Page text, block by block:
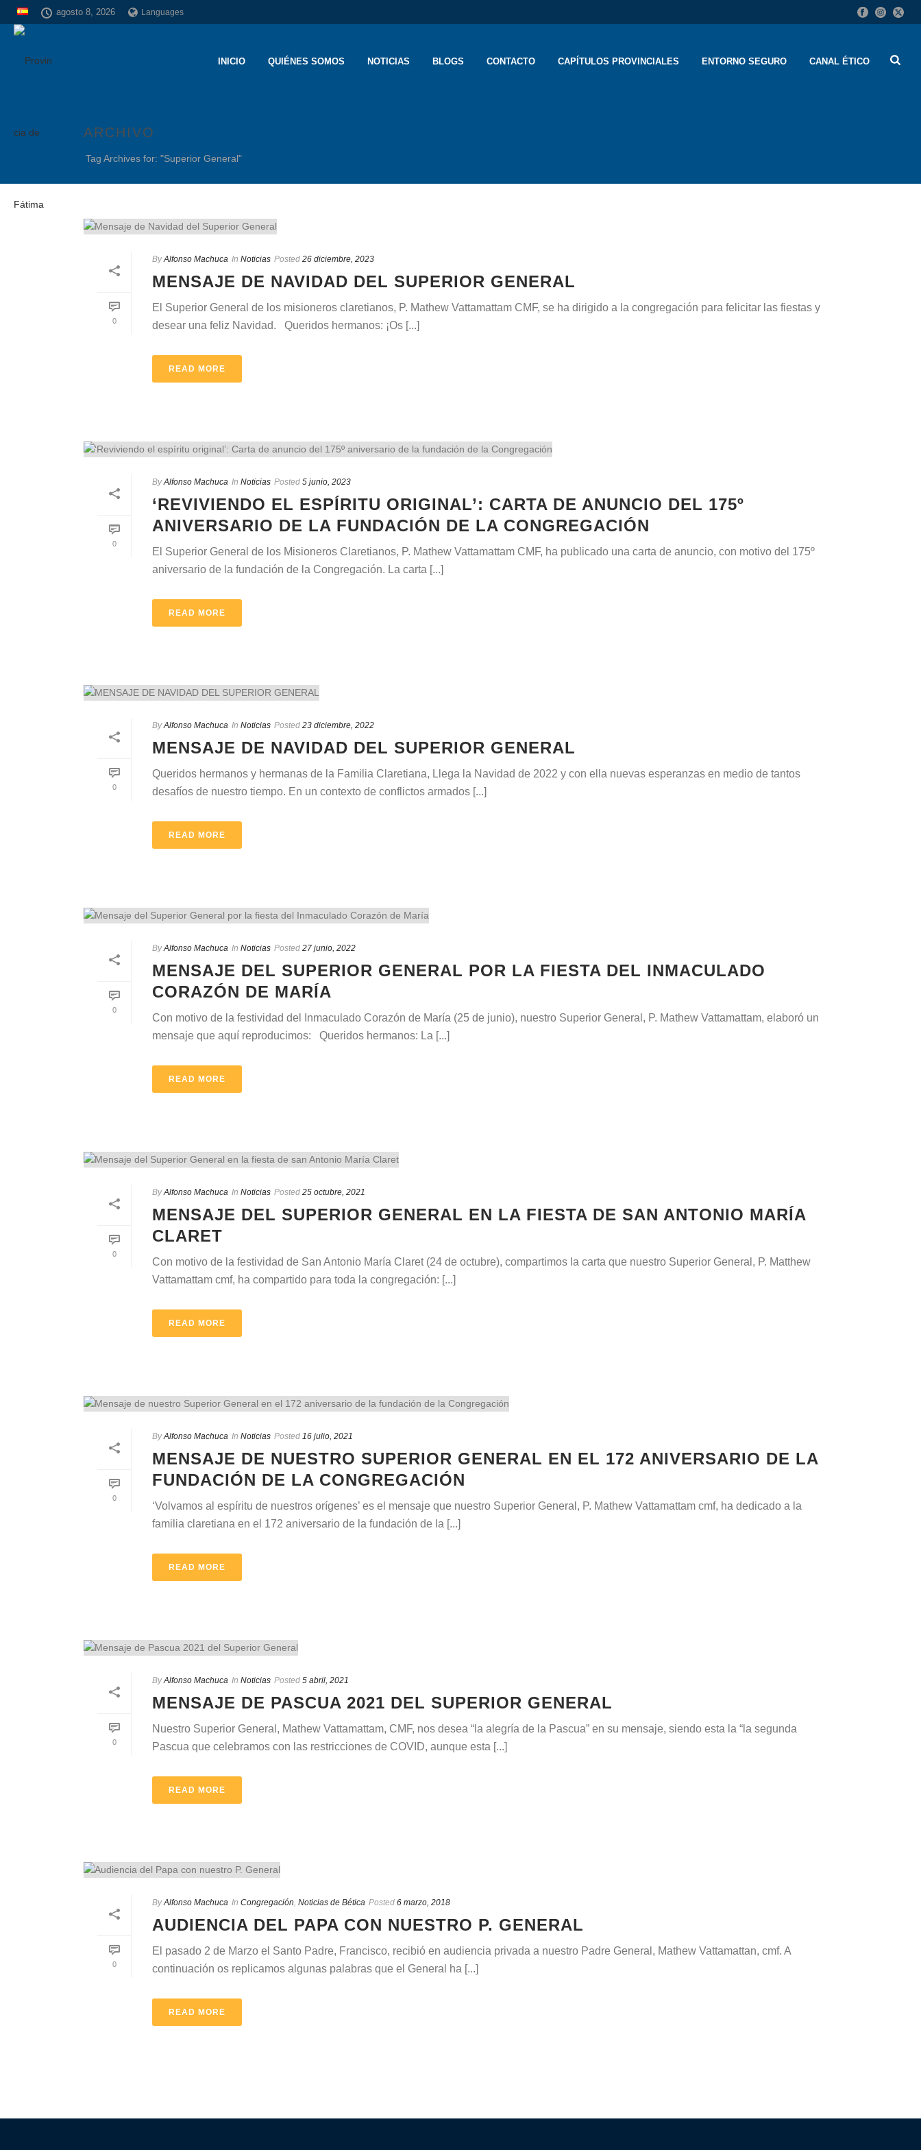
agosto 8, 2026 Languages
INICIO QUIÉNES SOMOS NOTICIAS BLOGS CONTACTO CAPÍTULOS PROVINCIALES ENTORNO SEGURO CANAL ÉTICO
ARCHIVO
Tag Archives for: "Superior General"
0
By Alfonso Machuca In Noticias Posted 26 diciembre, 2023
MENSAJE DE NAVIDAD DEL SUPERIOR GENERAL
El Superior General de los misioneros claretianos, P. Mathew Vattamattam CMF, se ha dirigido a la congregación para felicitar las fiestas y
desear una feliz Navidad. Queridos hermanos: ¡Os [...]
READ MORE
0
By Alfonso Machuca In Noticias Posted 5 junio, 2023
‘REVIVIENDO EL ESPÍRITU ORIGINAL’: CARTA DE ANUNCIO DEL 175º
ANIVERSARIO DE LA FUNDACIÓN DE LA CONGREGACIÓN
El Superior General de los Misioneros Claretianos, P. Mathew Vattamattam CMF, ha publicado una carta de anuncio, con motivo del 175º
aniversario de la fundación de la Congregación. La carta [...]
READ MORE
0
By Alfonso Machuca In Noticias Posted 23 diciembre, 2022
MENSAJE DE NAVIDAD DEL SUPERIOR GENERAL
Queridos hermanos y hermanas de la Familia Claretiana, Llega la Navidad de 2022 y con ella nuevas esperanzas en medio de tantos
desafíos de nuestro tiempo. En un contexto de conflictos armados [...]
READ MORE
0
By Alfonso Machuca In Noticias Posted 27 junio, 2022
MENSAJE DEL SUPERIOR GENERAL POR LA FIESTA DEL INMACULADO
CORAZÓN DE MARÍA
Con motivo de la festividad del Inmaculado Corazón de María (25 de junio), nuestro Superior General, P. Mathew Vattamattam, elaboró un
mensaje que aquí reproducimos: Queridos hermanos: La [...]
READ MORE
0
By Alfonso Machuca In Noticias Posted 25 octubre, 2021
MENSAJE DEL SUPERIOR GENERAL EN LA FIESTA DE SAN ANTONIO MARÍA
CLARET
Con motivo de la festividad de San Antonio María Claret (24 de octubre), compartimos la carta que nuestro Superior General, P. Matthew
Vattamattam cmf, ha compartido para toda la congregación: [...]
READ MORE
0
By Alfonso Machuca In Noticias Posted 16 julio, 2021
MENSAJE DE NUESTRO SUPERIOR GENERAL EN EL 172 ANIVERSARIO DE LA
FUNDACIÓN DE LA CONGREGACIÓN
‘Volvamos al espíritu de nuestros orígenes’ es el mensaje que nuestro Superior General, P. Mathew Vattamattam cmf, ha dedicado a la
familia claretiana en el 172 aniversario de la fundación de la [...]
READ MORE
0
By Alfonso Machuca In Noticias Posted 5 abril, 2021
MENSAJE DE PASCUA 2021 DEL SUPERIOR GENERAL
Nuestro Superior General, Mathew Vattamattam, CMF, nos desea “la alegría de la Pascua” en su mensaje, siendo esta la “la segunda
Pascua que celebramos con las restricciones de COVID, aunque esta [...]
READ MORE
0
By Alfonso Machuca In Congregación, Noticias de Bética Posted 6 marzo, 2018
AUDIENCIA DEL PAPA CON NUESTRO P. GENERAL
El pasado 2 de Marzo el Santo Padre, Francisco, recibió en audiencia privada a nuestro Padre General, Mathew Vattamattan, cmf. A
continuación os replicamos algunas palabras que el General ha [...]
READ MORE